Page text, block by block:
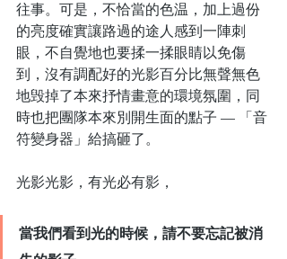
往事。可是，不恰當的色温，加上過份
的亮度確實讓路過的途人感到一陣刺
眼，不自覺地也要揉一揉眼睛以免傷
到，沒有調配好的光影百分比無聲無色
地毁掉了本來抒情畫意的環境氛圍，同
時也把團隊本來別開生面的點子 — 「音
符變身器」給搞砸了。
光影光影，有光必有影，
當我們看到光的時候，請不要忘記被消